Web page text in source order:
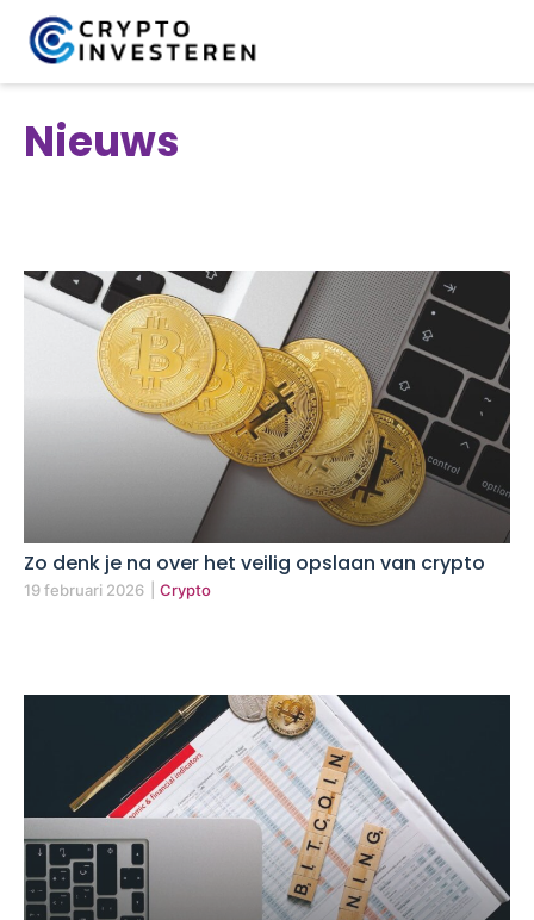
Nieuws
Zo denk je na over het veilig opslaan van crypto
19 februari 2026 Crypto